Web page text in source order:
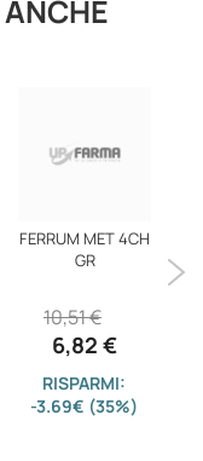
FERRUM MET 4CH
GR
6,82 €
10,51 €
RISPARMI:
-3.69€ (35%)